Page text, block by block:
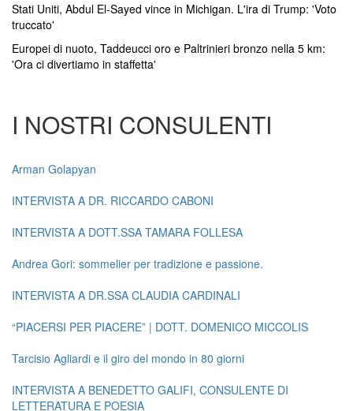
Stati Uniti, Abdul El-Sayed vince in Michigan. L'ira di Trump: 'Voto
truccato'
Europei di nuoto, Taddeucci oro e Paltrinieri bronzo nella 5 km:
'Ora ci divertiamo in staffetta'
I NOSTRI CONSULENTI
Arman Golapyan
INTERVISTA A DR. RICCARDO CABONI
INTERVISTA A DOTT.SSA TAMARA FOLLESA
Andrea Gori: sommelier per tradizione e passione.
INTERVISTA A DR.SSA CLAUDIA CARDINALI
“PIACERSI PER PIACERE” | DOTT. DOMENICO MICCOLIS
Tarcisio Agliardi e il giro del mondo in 80 giorni
INTERVISTA A BENEDETTO GALIFI, CONSULENTE DI
LETTERATURA E POESIA